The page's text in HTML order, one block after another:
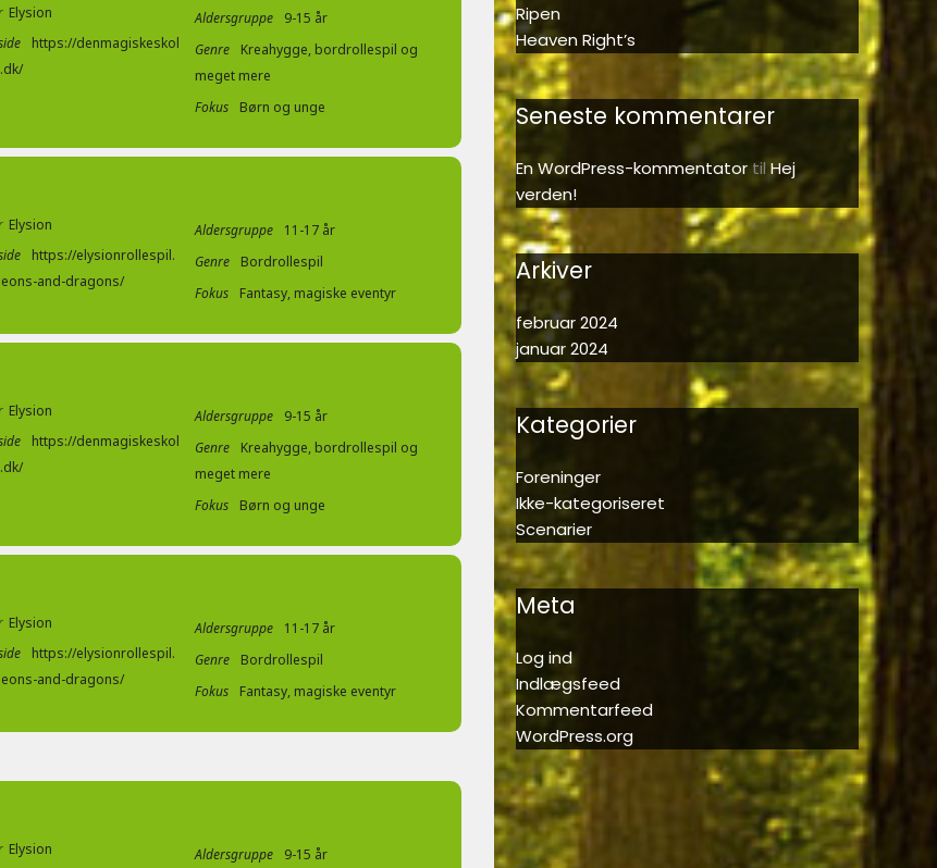
Elysion
https://denmagiskeskol
Aldersgruppe
9-15 år
Genre
Kreahygge, bordrollespil og
meget mere
Fokus
Børn og unge
Elysion
https://elysionrollespil.
and-dragons/
Aldersgruppe
11-17 år
Genre
Bordrollespil
Fokus
Fantasy, magiske eventyr
Elysion
https://denmagiskeskol
Aldersgruppe
9-15 år
Genre
Kreahygge, bordrollespil og
meget mere
Fokus
Børn og unge
Elysion
https://elysionrollespil.
and-dragons/
Aldersgruppe
11-17 år
Genre
Bordrollespil
Fokus
Fantasy, magiske eventyr
Elysion
Aldersgruppe
9-15 år
Ripen
Heaven Right’s
Seneste kommentarer
En WordPress-kommentatortil Hej
verden!
Arkiver
februar 2024
januar 2024
Kategorier
Foreninger
Ikke-kategoriseret
Scenarier
Meta
Log ind
Indlægsfeed
Kommentarfeed
WordPress.org